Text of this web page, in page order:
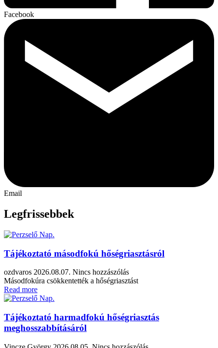
Facebook
Email
Legfrissebbek
Tájékoztató másodfokú hőségriasztásról
ozdvaros 2026.08.07. Nincs hozzászólás
Másodfokúra csökkentették a hőségriasztást
Read more
Tájékoztató harmadfokú hőségriasztás
meghosszabbításáról